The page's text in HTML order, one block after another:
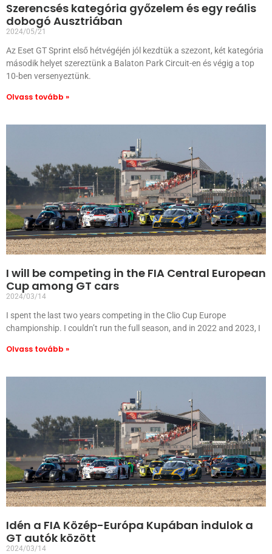
Szerencsés kategória győzelem és egy reális
dobogó Ausztriában
2024/05/21
Az Eset GT Sprint első hétvégéjén jól kezdtük a szezont, két kategória
második helyet szereztünk a Balaton Park Circuit-en és végig a top
10-ben versenyeztünk.
Olvass tovább »
I will be competing in the FIA Central European
Cup among GT cars
2024/03/14
I spent the last two years competing in the Clio Cup Europe
championship. I couldn’t run the full season, and in 2022 and 2023, I
Olvass tovább »
Idén a FIA Közép-Európa Kupában indulok a
GT autók között
2024/03/14